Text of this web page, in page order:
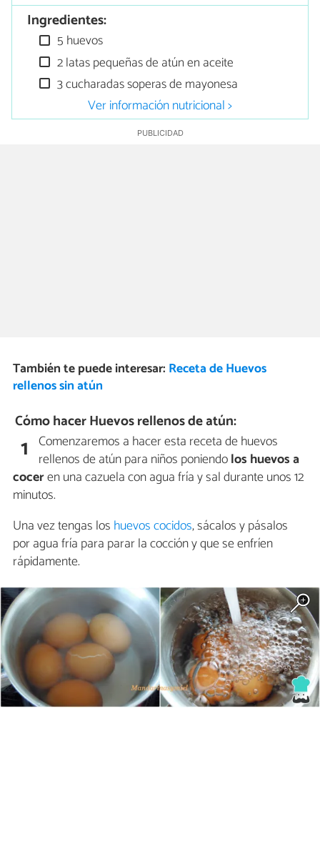
Ingredientes:
5 huevos
2 latas pequeñas de atún en aceite
3 cucharadas soperas de mayonesa
Ver información nutricional >
También te puede interesar: Receta de Huevos
rellenos sin atún
Cómo hacer Huevos rellenos de atún:
1 Comenzaremos a hacer esta receta de huevos
rellenos de atún para niños poniendolos huevos a
coceren una cazuela con agua fría y sal durante unos 12
minutos.
Una vez tengas los huevos cocidos, sácalos y pásalos
por agua fría para parar la cocción y que se enfríen
rápidamente.